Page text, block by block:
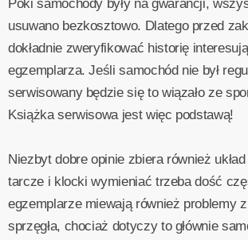
Póki samochody były na gwarancji,
usuwano bezkosztowo. Dlatego przed
dokładnie zweryfikować historię
egzemplarza. Jeśli samochód nie był
serwisowany będzie się to wiązało ze
Książka serwisowa jest więc podstawą!
Niezbyt dobre opinie zbiera również
tarcze i klocki wymieniać trzeba dość
egzemplarze miewają również problemy z
sprzęgła, chociaż dotyczy to głównie